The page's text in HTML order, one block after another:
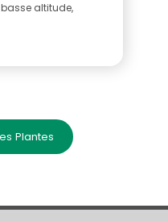
altitude,
Plantes